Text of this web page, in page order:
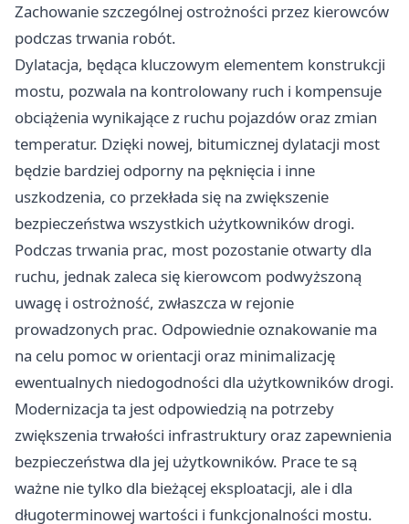
Zachowanie szczególnej ostrożności przez kierowców
podczas trwania robót.
Dylatacja, będąca kluczowym elementem konstrukcji
mostu, pozwala na kontrolowany ruch i kompensuje
obciążenia wynikające z ruchu pojazdów oraz zmian
temperatur. Dzięki nowej, bitumicznej dylatacji most
będzie bardziej odporny na pęknięcia i inne
uszkodzenia, co przekłada się na zwiększenie
bezpieczeństwa wszystkich użytkowników drogi.
Podczas trwania prac, most pozostanie otwarty dla
ruchu, jednak zaleca się kierowcom podwyższoną
uwagę i ostrożność, zwłaszcza w rejonie
prowadzonych prac. Odpowiednie oznakowanie ma
na celu pomoc w orientacji oraz minimalizację
ewentualnych niedogodności dla użytkowników drogi.
Modernizacja ta jest odpowiedzią na potrzeby
zwiększenia trwałości infrastruktury oraz zapewnienia
bezpieczeństwa dla jej użytkowników. Prace te są
ważne nie tylko dla bieżącej eksploatacji, ale i dla
długoterminowej wartości i funkcjonalności mostu.